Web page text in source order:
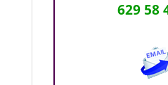
629 58